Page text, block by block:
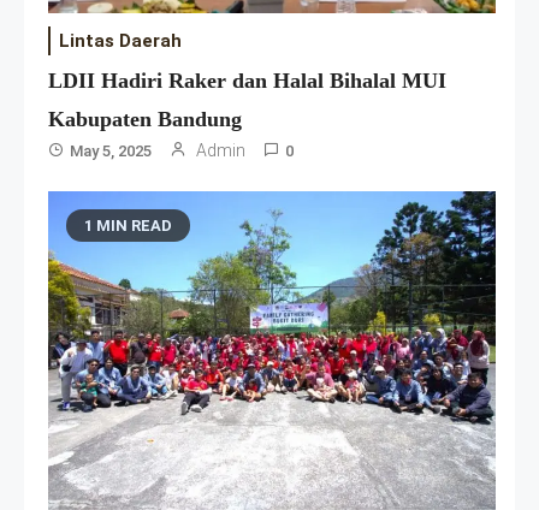
Lintas Daerah
LDII Hadiri Raker dan Halal Bihalal MUI
Kabupaten Bandung
May 5, 2025 Admin 0
1 MIN READ